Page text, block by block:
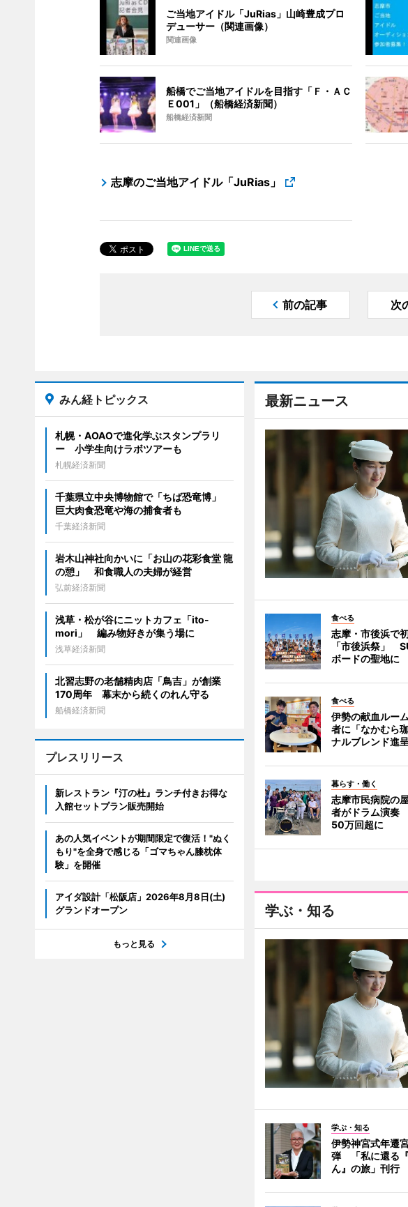
ご当地アイドル「JuRias」山崎豊成プロ
デューサー（関連画像）
関連画像
船橋でご当地アイドルを目指す「Ｆ・ＡＣ
Ｅ001」（船橋経済新聞）
船橋経済新聞
志摩のご当地アイドル「JuRias」
前の記事 次
最新ニュース
食べる
志摩・市後浜で
「市後浜祭」
ボードの聖地に
食べる
伊勢の献血ルー
者に「なかむら
ナルブレンド進呈
暮らす・働く
志摩市民病院の
者がドラム演奏
50万回超に
学ぶ・知る
学ぶ・知る
伊勢神宮式年遷
弾 「私に還る
ん』の旅」刊行
みん経トピックス
札幌・AOAOで進化学ぶスタンプラリ
ー 小学生向けラボツアーも
札幌経済新聞
千葉県立中央博物館で「ちば恐竜博」
巨大肉食恐竜や海の捕食者も
千葉経済新聞
岩木山神社向かいに「お山の花彩食堂 龍
の憩」 和食職人の夫婦が経営
弘前経済新聞
浅草・松が谷にニットカフェ「ito-
mori」 編み物好きが集う場に
浅草経済新聞
北習志野の老舗精肉店「鳥吉」が創業
170周年 幕末から続くのれん守る
船橋経済新聞
プレスリリース
新レストラン『汀の杜』ランチ付きお得な
入館セットプラン販売開始
あの人気イベントが期間限定で復活！"ぬく
もり"を全身で感じる「ゴマちゃん膝枕体
験」を開催
アイダ設計「松阪店」2026年8月8日(土)
グランドオープン
もっと見る